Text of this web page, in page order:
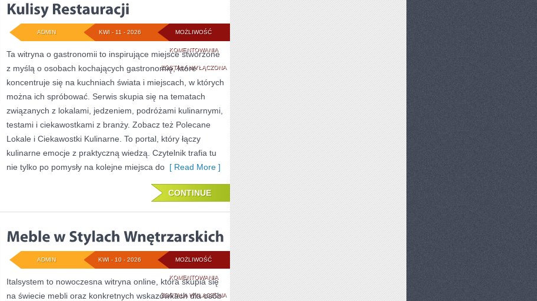
MOŻLIWOŚĆ
KOMENTOWANIAKULISY
RESTAURACJI
ZOSTAŁA WYŁĄCZONA
KWI - 11 - 2026
ADMIN
Ta witryna o gastronomii to inspirujące miejsce stworzone
z myślą o osobach kochających gastronomię, które
koncentruje się na kuchniach świata i miejscach, w których
można ich spróbować. Serwis skupia się na tematach
związanych z lokalami, jedzeniem, podróżami kulinarnymi,
testami i ciekawostkami z branży. Zobacz też Polecane
Lokale i Ciekawostki Kulinarne. To portal, który łączy
kulinarne emocje z praktyczną wiedzą. Czytelnik trafia tu
nie tylko po pomysły na kolejne miejsca do [ Read More ]
CONTINUE
MOŻLIWOŚĆ
KOMENTOWANIAMEBLE
W
ZOSTAŁA WYŁĄCZONA
KWI - 10 - 2026
ADMIN
Italsystem to nowoczesna witryna online, która skupia się
na świecie mebli oraz konkretnych wskazówkach dla osób